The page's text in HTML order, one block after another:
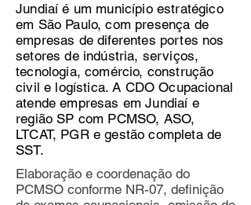
Jundiaí é um município estratégico
em São Paulo, com presença de
empresas de diferentes portes nos
setores de indústria, serviços,
tecnologia, comércio, construção
civil e logística. A CDO Ocupacional
atende empresas em Jundiaí e
região SP com PCMSO, ASO,
LTCAT, PGR e gestão completa de
SST.
Elaboração e coordenação do
PCMSO conforme NR-07, definição